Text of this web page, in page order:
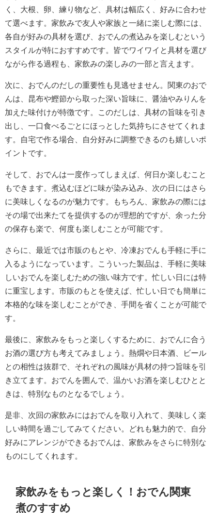
く、大根、卵、練り物など、具材は幅広く、好みに合わせ
て選べます。家飲みで友人や家族と一緒に楽しむ際には、
各自が好みの具材を選び、おでんの煮込みを楽しむという
スタイルが特におすすめです。皆でワイワイと具材を選び
ながら作る過程も、家飲みの楽しみの一部と言えます。
次に、おでんのだしの重要性も見逃せません。関東のおで
んは、昆布や鰹節から取った深い旨味に、醤油やみりんを
加えた味付けが特徴です。このだしは、具材の旨味を引き
出し、一口食べるごとにほっとした気持ちにさせてくれま
す。自宅で作る場合、自分好みに調整できるのも嬉しいポ
イントです。
そして、おでんは一度作ってしまえば、何日か楽しむこと
もできます。煮込むほどに味が染み込み、次の日にはさら
に美味しくなるのが魅力です。もちろん、家飲みの際には
その場で出来たてを提供するのが理想的ですが、余った分
の保存も楽で、何度も楽しむことが可能です。
さらに、最近では市販のもとや、冷凍おでんも手軽に手に
入るようになっています。こういった製品は、手軽に美味
しいおでんを楽しむための強い味方です。忙しい日には特
に重宝します。市販のもとを使えば、忙しい日でも簡単に
本格的な味を楽しむことができ、手間を省くことが可能で
す。
最後に、家飲みをもっと楽しくするために、おでんに合う
お酒の選び方も考えてみましょう。熱燗や日本酒、ビール
との相性は抜群で、それぞれの風味が具材の持つ旨味を引
き立てます。おでんを囲んで、温かいお酒を楽しむひとと
きは、特別なものとなるでしょう。
是非、次回の家飲みにはおでんを取り入れて、美味しく楽
しい時間を過ごしてみてください。どれも魅力的で、自分
好みにアレンジができるおでんは、家飲みをさらに特別な
ものにしてくれます。
家飲みをもっと楽しく！おでん関東
煮のすすめ